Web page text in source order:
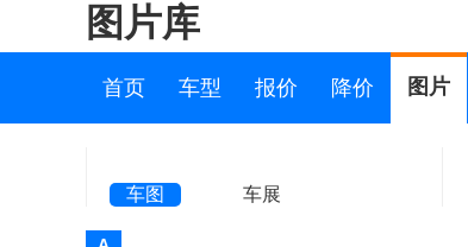
图片库
首页 车型 报价 降价 图片
车图 车展
比速(599)
博速(2085)